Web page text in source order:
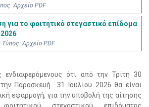
Αρχείο PDF
για το φοιτητικό στεγαστικό επίδομα
Αρχείο PDF
ενδιαφερόμενους ότι από την Τρίτη 30
Παρασκευή 31 Ιουλίου 2026 θα είναι
εφαρμογή, για την υποβολή της αίτησης